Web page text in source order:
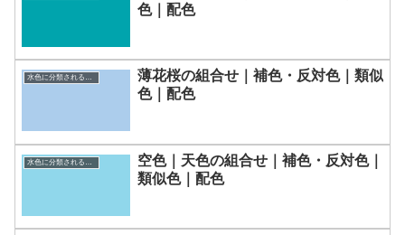
色｜配色
水色に分類される色一覧
薄花桜の組合せ｜補色・反対色｜類似
色｜配色
空色｜天色の組合せ｜補色・反対色｜
類似色｜配色